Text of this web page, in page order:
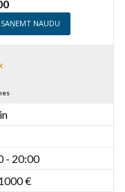
NAUDU
- 20:00
€